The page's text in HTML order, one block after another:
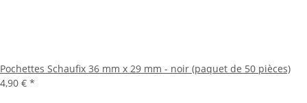
Pochettes Schaufix 36 mm x 29 mm - noir (paquet de 50 pièces)
4,90 € *